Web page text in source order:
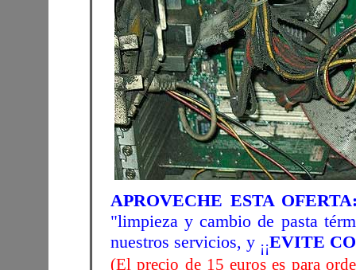
APROVECHE ESTA
"limpieza y cambio de pasta
nuestros servicios, y ¡¡EVITE
(El precio de 15 euros es para